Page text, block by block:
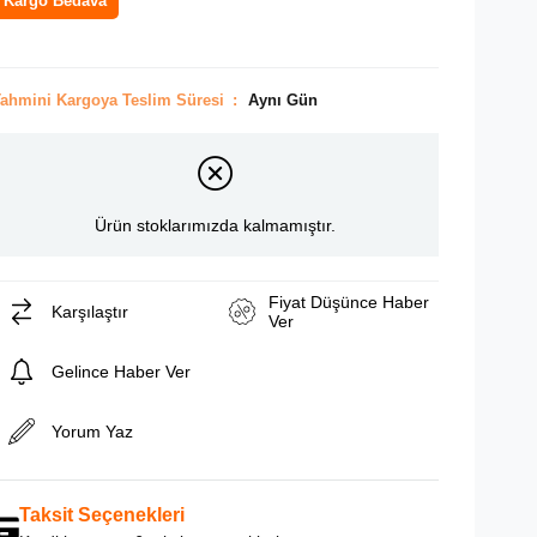
Kargoya Teslim Süresi : Aynı Gün
Ürün stoklarımızda kalmamıştır.
Karşılaştır
Fiyat Düşünce Haber
Ver
Gelince Haber Ver
Yorum Yaz
Taksit Seçenekleri